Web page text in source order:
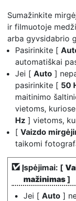
Sumažinkite
ir filmuotoje
arba gyvsidabrio
Pasirinkite [
automatiškai
Jei [ Auto ]
pasirinkite [ 50
maitinimo
vietoms,
Hz ] vietoms,
[ Vaizdo
taikomi
Įspėjimai: [
mažinimas ]
Jei [ Auto ]